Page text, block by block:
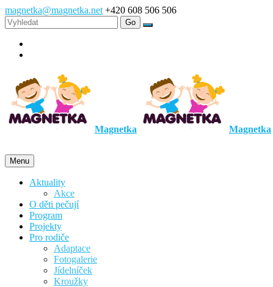
magnetka@magnetka.net +420 608 506 506
Magnetka Magnetka
Menu
Aktuality
Akce
O děti pečují
Program
Projekty
Pro rodiče
Adaptace
Fotogalerie
Jídelníček
Kroužky